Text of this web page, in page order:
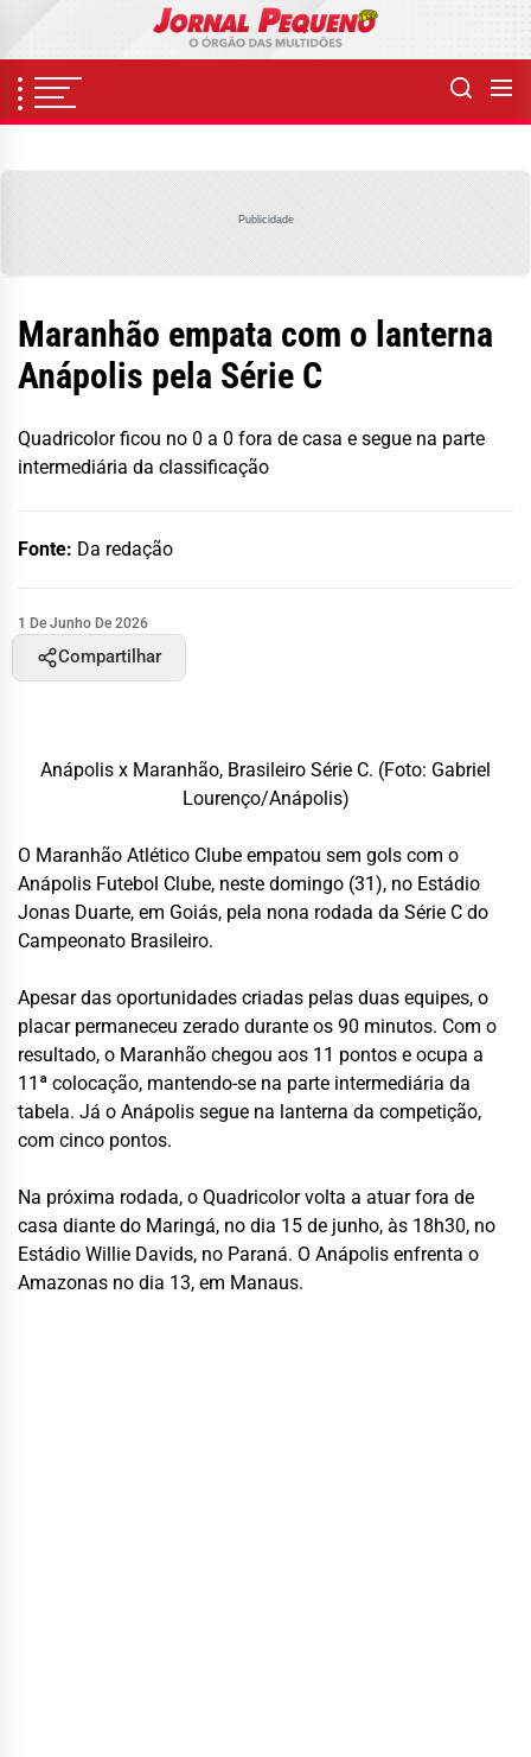
content
Publicidade
Maranhão empata com o lanterna
Anápolis pela Série C
Quadricolor ficou no 0 a 0 fora de casa e segue na parte
intermediária da classificação
Fonte: Da redação
1 De Junho De 2026
Compartilhar
Anápolis x Maranhão, Brasileiro Série C. (Foto: Gabriel
Lourenço/Anápolis)
O Maranhão Atlético Clube empatou sem gols com o
Anápolis Futebol Clube, neste domingo (31), no Estádio
Jonas Duarte, em Goiás, pela nona rodada da Série C do
Campeonato Brasileiro.
Apesar das oportunidades criadas pelas duas equipes, o
placar permaneceu zerado durante os 90 minutos. Com o
resultado, o Maranhão chegou aos 11 pontos e ocupa a
11ª colocação, mantendo-se na parte intermediária da
tabela. Já o Anápolis segue na lanterna da competição,
com cinco pontos.
Na próxima rodada, o Quadricolor volta a atuar fora de
casa diante do Maringá, no dia 15 de junho, às 18h30, no
Estádio Willie Davids, no Paraná. O Anápolis enfrenta o
Amazonas no dia 13, em Manaus.